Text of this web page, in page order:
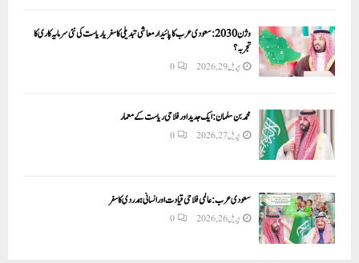
وژن 2030:سعودی عرب کا پائیدار معاشی تبدیلی کا سفر یا ریاست کی نئی سرمایہ کاری کا
تجربہ؟
اپریل 29, 2026 0
محمد بن سلمان: ایک جدید اور فلاحی ریاست کے معمار
اپریل 27, 2026 0
سعودی عرب: عالمی فلاحی قیادت اور انسانی ہمدردی کا سفر
اپریل 26, 2026 0